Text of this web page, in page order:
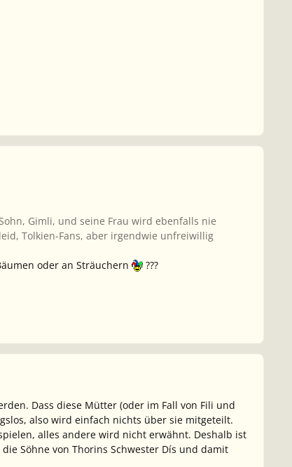
Gimli, und seine Frau wird ebenfalls nie
Tolkien-Fans, aber irgendwie unfreiwillig
oder an Sträuchern
???
Dass diese Mütter (oder im Fall von Fili und
also wird einfach nichts über sie mitgeteilt.
alles andere wird nicht erwähnt. Deshalb ist
Söhne von Thorins Schwester Dís und damit